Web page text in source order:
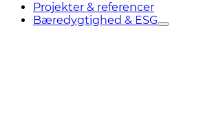
Projekter & referencer
Bæredygtighed & ESG